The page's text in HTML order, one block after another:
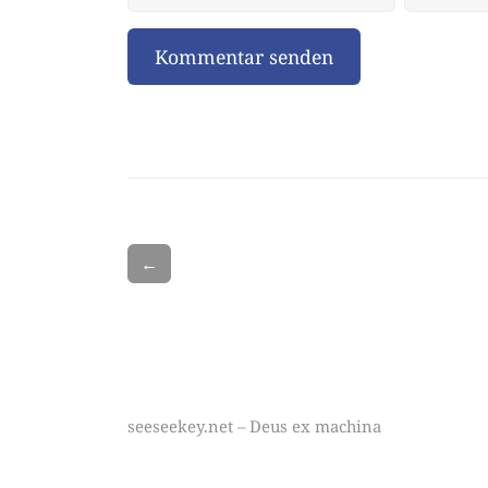
←
seeseekey.net – Deus ex machina